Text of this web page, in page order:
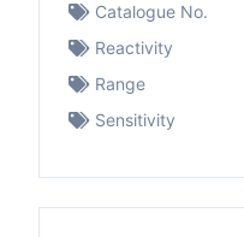
Catalogue No.
Reactivity
Range
Sensitivity